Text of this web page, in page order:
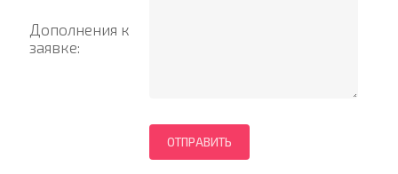
Дополнения к
заявке: